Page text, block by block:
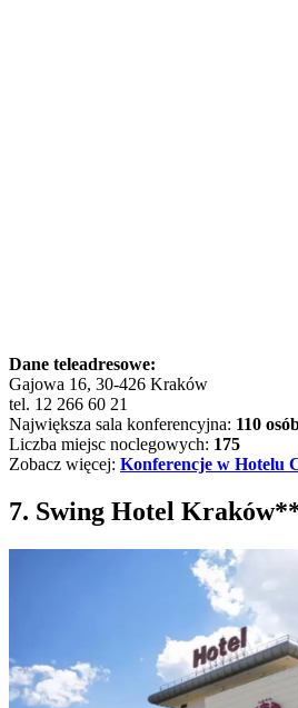
Dane teleadresowe:
Gajowa 16, 30-426 Kraków
tel. 12 266 60 21
Największa sala konferencyjna: 110
Liczba miejsc noclegowych: 175
Zobacz więcej: Konferencje w Hotelu
7. Swing Hotel